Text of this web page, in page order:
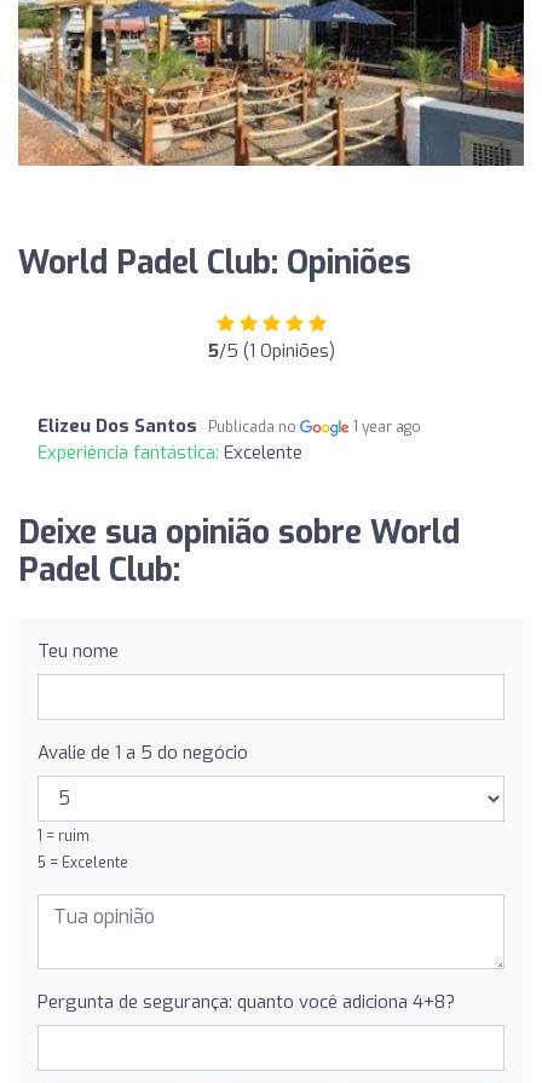
World Padel Club: Opiniões
5/5 (1 Opiniões)
Elizeu Dos Santos Publicada no 1 year ago
Experiência fantástica: Excelente
Deixe sua opinião sobre World
Padel Club:
Teu nome
Avalie de 1 a 5 do negócio
1 = ruim
5 = Excelente
Pergunta de segurança: quanto você adiciona 4+8?